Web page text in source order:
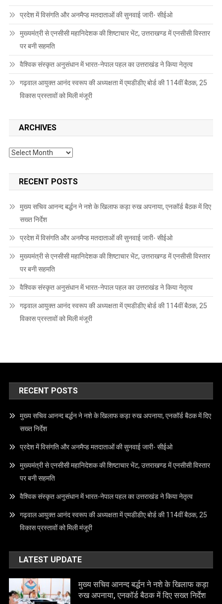
प्रदेश में विसंगति और अनमैप्ड मतदाताओं की सुनवाई जारी- सीईओ
मुख्यमंत्री से एनसीसी महानिदेशक की शिष्टाचार भेंट, उत्तराखण्ड में एनसीसी विस्तार
पर बनी सहमति
वैश्विक संस्कृत अनुसंधान में भारत-नेपाल पहल का उत्तराखंड ने किया नेतृत्व
गढ़वाल आयुक्त आनंद स्वरूप की अध्यक्षता में एमडीडीए बोर्ड की 114वीं बैठक, 25
विकास प्रस्तावों को मिली मंजूरी
ARCHIVES
Archives
RECENT POSTS
मुख्य सचिव आनन्द बर्द्धन ने नशे के खिलाफ कड़ा रुख अपनाया, एनकॉर्ड बैठक में दिए
सख्त निर्देश
प्रदेश में विसंगति और अनमैप्ड मतदाताओं की सुनवाई जारी- सीईओ
मुख्यमंत्री से एनसीसी महानिदेशक की शिष्टाचार भेंट, उत्तराखण्ड में एनसीसी विस्तार
पर बनी सहमति
वैश्विक संस्कृत अनुसंधान में भारत-नेपाल पहल का उत्तराखंड ने किया नेतृत्व
गढ़वाल आयुक्त आनंद स्वरूप की अध्यक्षता में एमडीडीए बोर्ड की 114वीं बैठक, 25
विकास प्रस्तावों को मिली मंजूरी
RECENT POSTS
मुख्य सचिव आनन्द बर्द्धन ने नशे के खिलाफ कड़ा रुख अपनाया, एनकॉर्ड बैठक में दिए
सख्त निर्देश
प्रदेश में विसंगति और अनमैप्ड मतदाताओं की सुनवाई जारी- सीईओ
मुख्यमंत्री से एनसीसी महानिदेशक की शिष्टाचार भेंट, उत्तराखण्ड में एनसीसी विस्तार
पर बनी सहमति
वैश्विक संस्कृत अनुसंधान में भारत-नेपाल पहल का उत्तराखंड ने किया नेतृत्व
गढ़वाल आयुक्त आनंद स्वरूप की अध्यक्षता में एमडीडीए बोर्ड की 114वीं बैठक, 25
विकास प्रस्तावों को मिली मंजूरी
LATEST UPDATE
मुख्य सचिव आनन्द बर्द्धन ने नशे के खिलाफ कड़ा
रुख अपनाया, एनकॉर्ड बैठक में दिए सख्त निर्देश